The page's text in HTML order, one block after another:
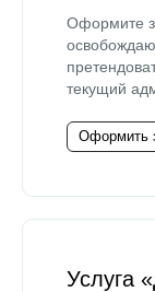
Оформите
текущий
Оформить
Услуга